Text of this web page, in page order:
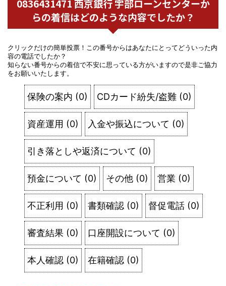
0836431471 西京銀行 宇部ローンセンターか
らの着信はどのような内容でしたか？
クリックだけの簡単投票！この番号からはあなたにとってどういった内
容の電話でしたか？
知らない番号からの着信で不安に思っている方がいますので是非ご協力
をお願いいたします。
保険の案内 (0) CDカード紛失/盗難 (0)
資産運用 (0) 入金や振込について (0)
引き落としや返済について (0)
預金について (0) その他 (0) 営業 (0)
不正利用 (0) 書類確認 (0) 督促電話 (0)
審査結果 (0) 口座開設について (0)
本人確認 (0) 在籍確認 (0)